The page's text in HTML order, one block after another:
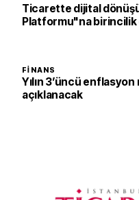
Ticarette dijital
Platformu"na birincilik
FINANS
Yılın 3’üncü
açıklanacak